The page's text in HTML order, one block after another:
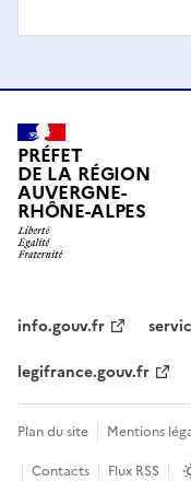
PRÉFET
DE LA RÉGION
AUVERGNE-
RHÔNE-ALPES
info.gouv.fr
legifrance.gouv.fr
Plan du site Mentions
Contacts
Flux RSS